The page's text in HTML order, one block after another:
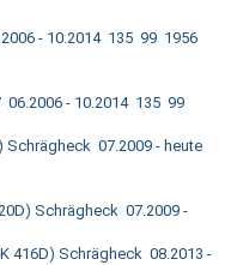
- 10.2014 135 99 1956
06.2006 - 10.2014 135 99
Schrägheck 07.2009 - heute
Schrägheck 07.2009 -
416D) Schrägheck 08.2013 -